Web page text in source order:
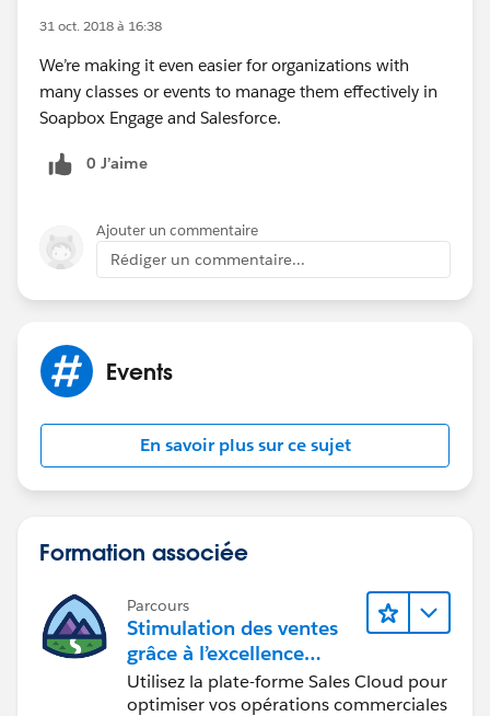
31 oct. 2018 à 16:38
We’re making it even easier for organizations with
many classes or events to manage them effectively in
Soapbox Engage and Salesforce.
0 J’aime
Ajouter un commentaire
Rédiger un commentaire...
Events
En savoir plus sur ce sujet
Formation associée
Parcours
Stimulation des ventes
grâce à l’excellence
opérationnelle
Utilisez la plate-forme Sales Cloud pour
optimiser vos opérations commerciales